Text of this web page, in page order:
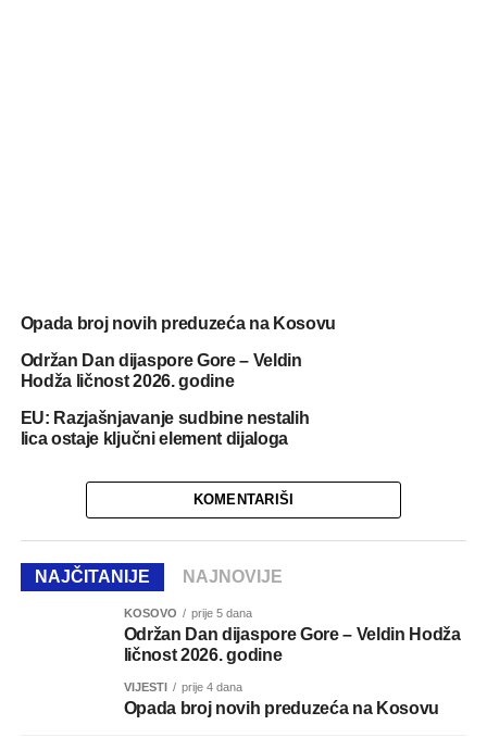
Opada broj novih preduzeća na Kosovu
Održan Dan dijaspore Gore – Veldin
Hodža ličnost 2026. godine
EU: Razjašnjavanje sudbine nestalih
lica ostaje ključni element dijaloga
KOMENTARIŠI
NAJČITANIJE NAJNOVIJE
KOSOVO prije 5 dana
Održan Dan dijaspore Gore – Veldin Hodža
ličnost 2026. godine
VIJESTI prije 4 dana
Opada broj novih preduzeća na Kosovu